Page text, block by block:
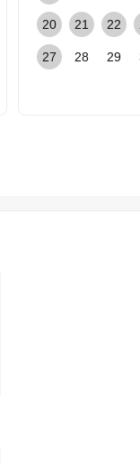
20 21 22
27 28 29